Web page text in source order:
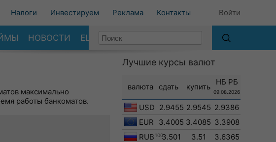
Налоги Инвестируем Реклама Контакты Войти
НОВОСТИ ЕЩЕ
максимально
работы банкоматов.
Лучшие курсы валют
валюта сдать купить
НБ РБ
09.08.2026
USD 2.9455 2.9545 2.9386
EUR
3.4005 3.4085 3.3908
RUB 1003.501 3.51
3.6365